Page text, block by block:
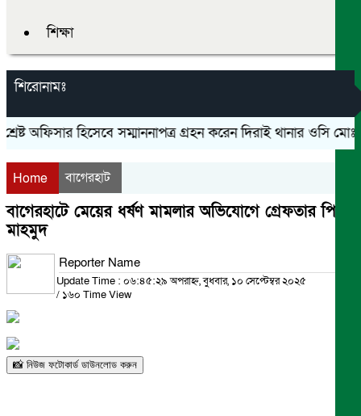
শিক্ষা
শিরোনামঃ
অফিসার হিসেবে সম্মাননাপত্র গ্রহন করেন দিরাই থানার ওসি মোঃ
Home বাগেরহাট
বাগেরহাটে মেয়ের ধর্ষণ মামলার অভিযোগে গ্রেফতার পিতা
মাহমুদ
Reporter Name
Update Time : ০৬:৪৫:২৯ অপরাহ্ন, বুধবার, ১০ সেপ্টেম্বর ২০২৫
/ ১৬০ Time View
📸 নিউজ ফটোকার্ড ডাউনলোড করুন